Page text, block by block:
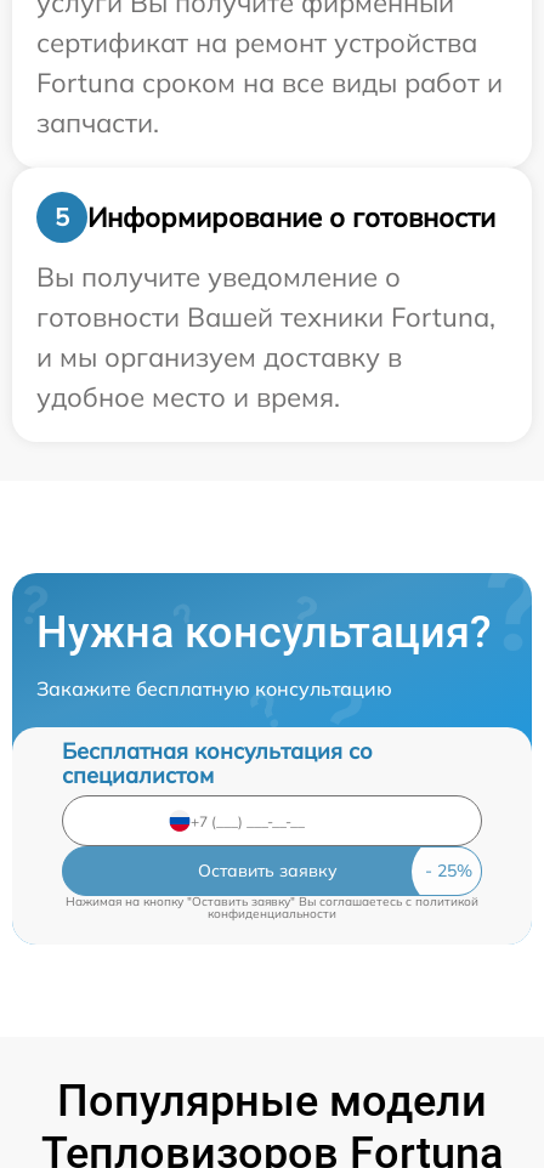
сертификат на ремонт устройства
Fortuna сроком на все виды работ и
запчасти.
5
Информирование о готовности
Вы получите уведомление о
готовности Вашей техники Fortuna,
и мы организуем доставку в
удобное место и время.
Нужна консультация?
Закажите бесплатную консультацию
Бесплатная консультация со
специалистом
Оставить заявку
Нажимая на кнопку "Оставить заявку" Вы соглашаетесь c политикой
конфиденциальности
Популярные модели
Тепловизоров Fortuna